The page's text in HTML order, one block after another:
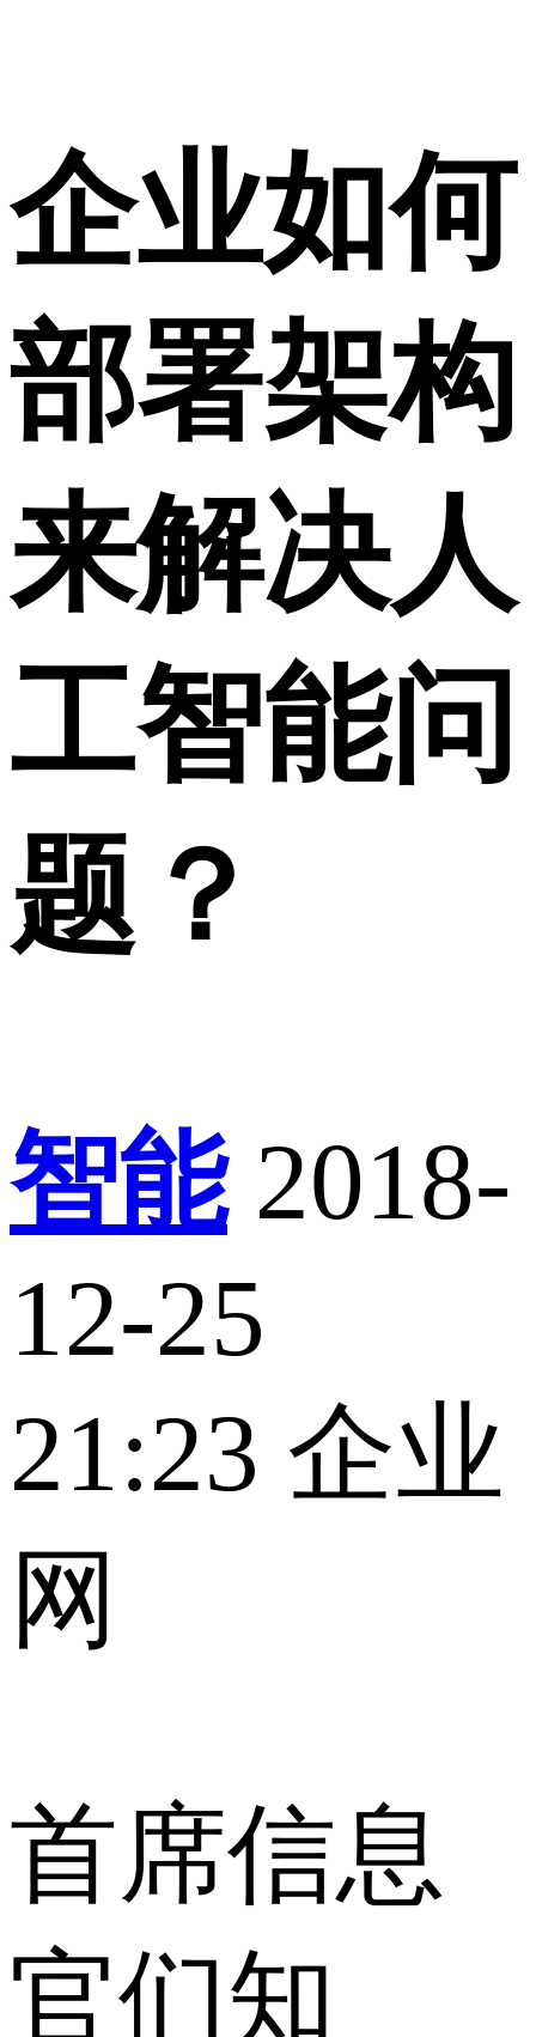
企业如何
部署架构
来解决人
工智能问
题？
智能 2018-
12-25
21:23 企业
网
首席信息
官们知